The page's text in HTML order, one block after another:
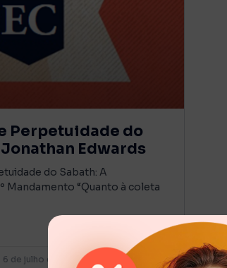
Perpetuidade do
Edwards
do Sabath: A
Mandamento “Quanto à coleta
6 de julho de 2015